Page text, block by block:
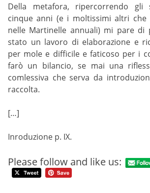
Della metafora, ripercorrendo
cinque anni (e i moltissimi altri
nelle Martinelle annuali) mi pare
stato un lavoro di elaborazione e
per mole e difficile e faticoso per i
farò un bilancio, se mai una
comlessiva che serva da
raccolta.
[…]
Inroduzione p. IX.
Please follow and like us: